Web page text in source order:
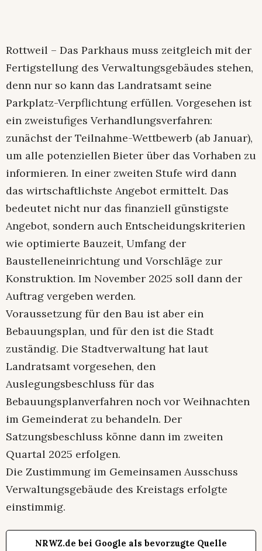
Rottweil – Das Parkhaus muss zeitgleich mit der
Fertigstellung des Verwaltungsgebäudes stehen,
denn nur so kann das Landratsamt seine
Parkplatz-Verpflichtung erfüllen. Vorgesehen ist
ein zweistufiges Verhandlungsverfahren:
zunächst der Teilnahme-Wettbewerb (ab Januar),
um alle potenziellen Bieter über das Vorhaben zu
informieren. In einer zweiten Stufe wird dann
das wirtschaftlichste Angebot ermittelt. Das
bedeutet nicht nur das finanziell günstigste
Angebot, sondern auch Entscheidungskriterien
wie optimierte Bauzeit, Umfang der
Baustelleneinrichtung und Vorschläge zur
Konstruktion. Im November 2025 soll dann der
Auftrag vergeben werden.
Voraussetzung für den Bau ist aber ein
Bebauungsplan, und für den ist die Stadt
zuständig. Die Stadtverwaltung hat laut
Landratsamt vorgesehen, den
Auslegungsbeschluss für das
Bebauungsplanverfahren noch vor Weihnachten
im Gemeinderat zu behandeln. Der
Satzungsbeschluss könne dann im zweiten
Quartal 2025 erfolgen.
Die Zustimmung im Gemeinsamen Ausschuss
Verwaltungsgebäude des Kreistags erfolgte
einstimmig.
NRWZ.de bei Google als bevorzugte Quelle